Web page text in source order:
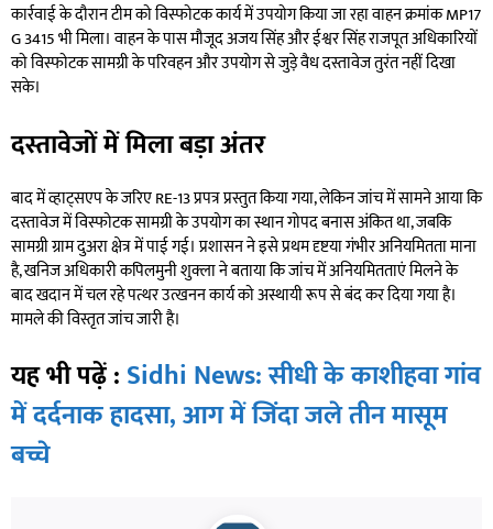
कार्रवाई के दौरान टीम को विस्फोटक कार्य में उपयोग किया जा रहा वाहन क्रमांक MP17
G 3415 भी मिला। वाहन के पास मौजूद अजय सिंह और ईश्वर सिंह राजपूत अधिकारियों
को विस्फोटक सामग्री के परिवहन और उपयोग से जुड़े वैध दस्तावेज तुरंत नहीं दिखा
सके।
दस्तावेजों में मिला बड़ा अंतर
बाद में व्हाट्सएप के जरिए RE-13 प्रपत्र प्रस्तुत किया गया, लेकिन जांच में सामने आया कि
दस्तावेज में विस्फोटक सामग्री के उपयोग का स्थान गोपद बनास अंकित था, जबकि
सामग्री ग्राम दुअरा क्षेत्र में पाई गई। प्रशासन ने इसे प्रथम दृष्टया गंभीर अनियमितता माना
है, खनिज अधिकारी कपिलमुनी शुक्ला ने बताया कि जांच में अनियमितताएं मिलने के
बाद खदान में चल रहे पत्थर उत्खनन कार्य को अस्थायी रूप से बंद कर दिया गया है।
मामले की विस्तृत जांच जारी है।
यह भी पढ़ें : Sidhi News: सीधी के काशीहवा गांव
में दर्दनाक हादसा, आग में जिंदा जले तीन मासूम
बच्चे